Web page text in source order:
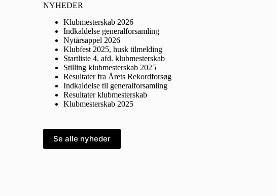
NYHEDER
Klubmesterskab 2026
Indkaldelse generalforsamling
Nytårsappel 2026
Klubfest 2025, husk tilmelding
Startliste 4. afd. klubmesterskab
Stilling klubmesterskab 2025
Resultater fra Årets Rekordforsøg
Indkaldelse til generalforsamling
Resultater klubmesterskab
Klubmesterskab 2025
Se alle nyheder